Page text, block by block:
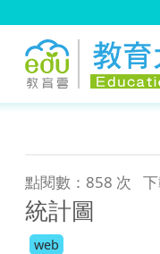
點閱數：858 次
統計圖
web